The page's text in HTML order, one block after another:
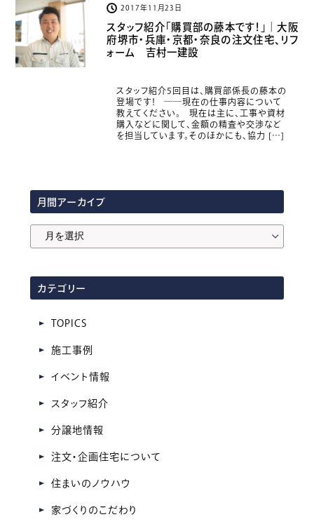
2017年11月23日
スタッフ紹介「購買部の藤本です！」｜大阪
府堺市・兵庫・京都・奈良の注文住宅、リフ
ォーム 吉村一建設
スタッフ紹介5回目は、購買部係長の藤本の
登場です！ ――現在の仕事内容について
教えてください。 現在は主に、工事や資材
購入などに関して、金額の精査や交渉など
を担当しています。そのほかにも、協力 […]
月間アーカイブ
ア
ー
カ
イ
カテゴリー
TOPICS
施工事例
イベント情報
スタッフ紹介
分譲地情報
注文・企画住宅について
住まいのノウハウ
家づくりのこだわり